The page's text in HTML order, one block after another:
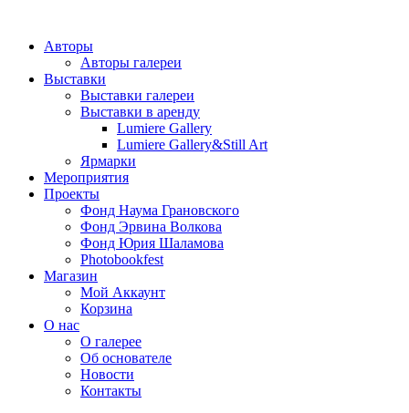
Авторы
Авторы галереи
Выставки
Выставки галереи
Выставки в аренду
Lumiere Gallery
Lumiere Gallery&Still Art
Ярмарки
Мероприятия
Проекты
Фонд Наума Грановского
Фонд Эрвина Волкова
Фонд Юрия Шаламова
Photobookfest
Магазин
Мой Аккаунт
Корзина
О нас
О галерее
Об основателе
Новости
Контакты